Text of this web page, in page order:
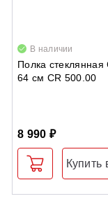
В наличии
Полка стеклянная
64 см CR 500.00
8 990 ₽
Купить